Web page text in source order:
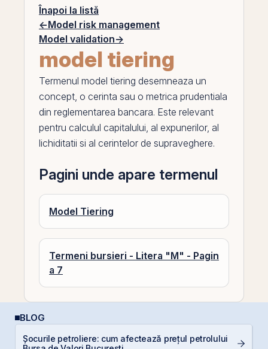
Înapoi la listă
←Model risk management
Model validation→
model tiering
Termenul model tiering desemneaza un
concept, o cerinta sau o metrica prudentiala
din reglementarea bancara. Este relevant
pentru calculul capitalului, al expunerilor, al
lichiditatii si al cerintelor de supraveghere.
Pagini unde apare termenul
Model Tiering
Termeni bursieri - Litera "M" - Pagin
a 7
BLOG
Șocurile petroliere: cum afectează prețul petrolului